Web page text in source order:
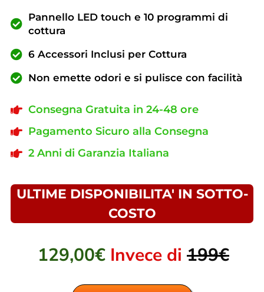
Pannello LED touch e 10 programmi di
cottura
6 Accessori Inclusi per Cottura
Non emette odori e si pulisce con facilità
Consegna Gratuita in 24-48 ore
Pagamento Sicuro alla Consegna
2 Anni di Garanzia Italiana
ULTIME DISPONIBILITA' IN SOTTO-
COSTO
129,00€ Invece di 199€